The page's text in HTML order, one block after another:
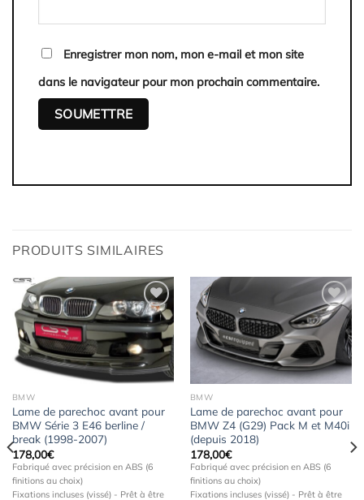
Enregistrer mon nom, mon e-mail et mon site
dans le navigateur pour mon prochain commentaire.
PRODUITS SIMILAIRES
Ajouter
à la
wishlist
BMW
Lame de parechoc avant pour
BMW Série 3 E46 berline /
break (1998-2007)
178,00€
Fabriqué avec précision en ABS (6
finitions au choix)
Fixations incluses (vissé) - Prêt à être
Ajouter
à la
wishlist
BMW
Lame de parechoc avant pour
BMW Z4 (G29) Pack M et M40i
(depuis 2018)
178,00€
Fabriqué avec précision en ABS (6
finitions au choix)
Fixations incluses (vissé) - Prêt à être